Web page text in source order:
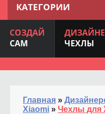
КАТЕГОРИИ
СОЗДАЙ
САМ
ЧЕХЛЫ
Главная »
Xiaomi » Чехлы для